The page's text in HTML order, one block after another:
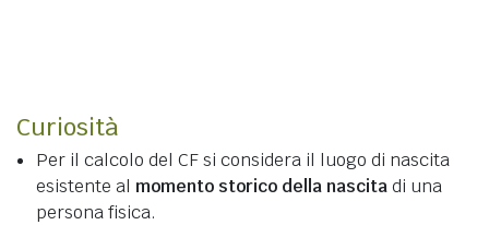
Curiosità
Per il calcolo del CF si considera il luogo di nascita
esistente al momento storico della nascitadi una
persona fisica.